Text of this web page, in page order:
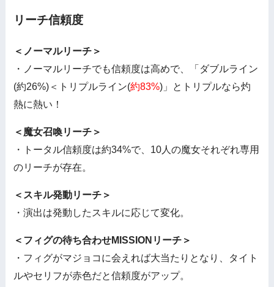
リーチ信頼度
＜ノーマルリーチ＞
・ノーマルリーチでも信頼度は高めで、「ダブルライン
(約26%)＜トリプルライン(約83%)」とトリプルなら灼
熱に熱い！
＜魔女召喚リーチ＞
・トータル信頼度は約34%で、10人の魔女それぞれ専用
のリーチが存在。
＜スキル発動リーチ＞
・演出は発動したスキルに応じて変化。
＜フィグの待ち合わせMISSIONリーチ＞
・フィグがマジョコに会えれば大当たりとなり、タイト
ルやセリフが赤色だと信頼度がアップ。